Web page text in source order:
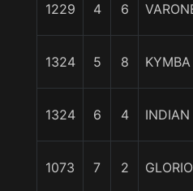
1229 4 6
1324 5 8 KYMBA
1324 6 4 INDIAN
1073 7 2